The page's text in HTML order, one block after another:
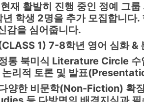
재 활발히 진행 중인 정예 그룹
년 학생 2명을 추가 모집합니다
감을 심어줍니다.
1) 7-8학년 영어 심화 &
통 북미식 Literature Circle
논리적 토론 및 발표
양한 비문학(Non-Fiction) 확